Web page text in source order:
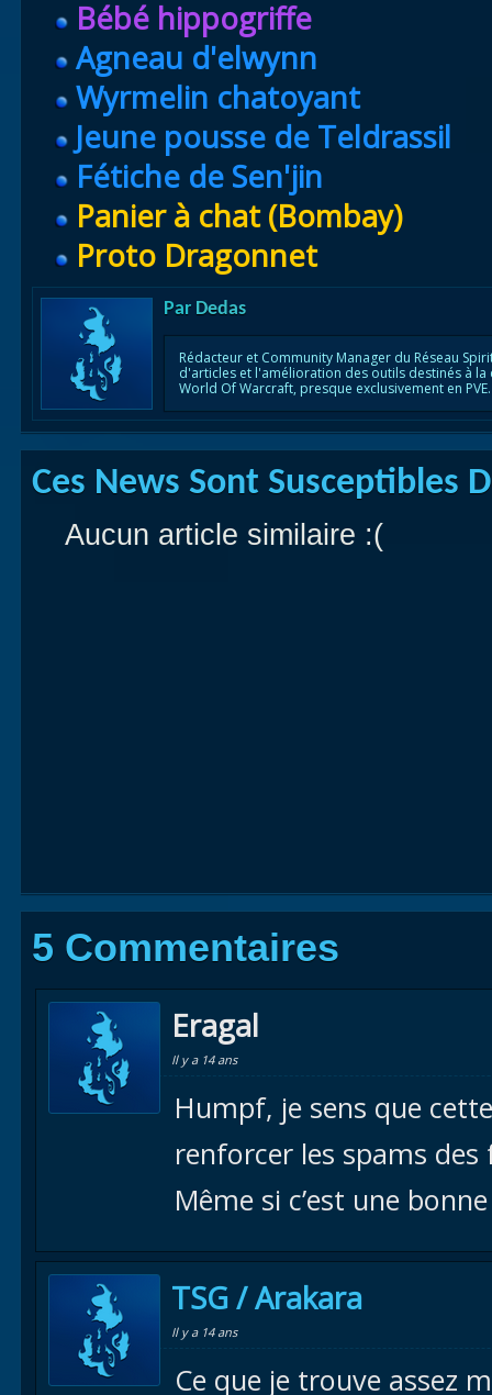
Bébé hippogriffe
Agneau d'elwynn
Wyrmelin chatoyant
Jeune pousse de Teldrassil
Fétiche de Sen'jin
Panier à chat (Bombay)
Proto Dragonnet
Par Dedas
Rédacteur et Community Manager du Réseau
d'articles et l'amélioration des outils destinés à
World Of Warcraft, presque exclusivement en PVE.
Ces News Sont Susceptibles
Aucun article similaire :(
5 Commentaires
Eragal
Il y a 14 ans
Humpf, je sens que
renforcer les spams
Même si c’est une
TSG / Arakara
Il y a 14 ans
Ce que je trouve assez